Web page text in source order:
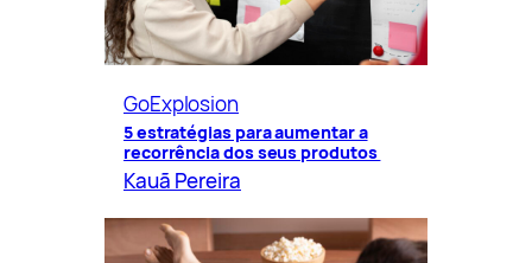
GoExplosion
5 estratégias para aumentar a
recorrência dos seus produtos
Kauã Pereira